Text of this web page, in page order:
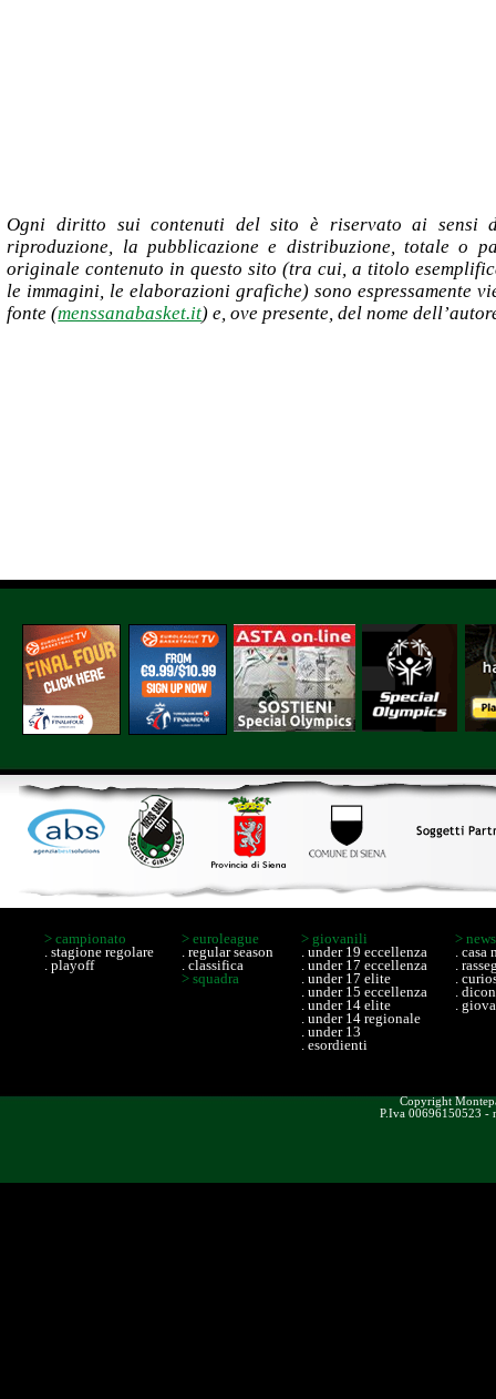
Ogni diritto sui contenuti del sito è riservato ai sensi
riproduzione, la pubblicazione e distribuzione, totale o
originale contenuto in questo sito (tra cui, a titolo
le immagini, le elaborazioni grafiche) sono espressamente
fonte (menssanabasket.it) e, ove presente, del nome
> campionato
. stagione regolare
. playoff
> euroleague
. regular season
. classifica
> squadra
> giovanili
. under 19 eccellenza
. under 17 eccellenza
. under 17 elite
. under 15 eccellenza
. under 14 elite
. under 14 regionale
. under 13
. esordienti
> news
. casa
.
.
.
.
Copyright
P.Iva 00696150523 -